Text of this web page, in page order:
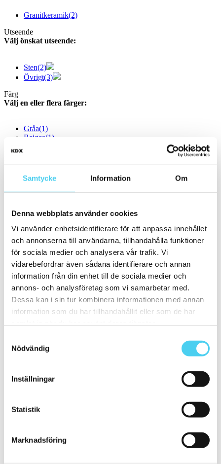
Samtycke Information Om
Denna webbplats använder cookies
Vi använder enhetsidentifierare för att anpassa innehållet
och annonserna till användarna, tillhandahålla funktioner
för sociala medier och analysera vår trafik. Vi
vidarebefordrar även sådana identifierare och annan
information från din enhet till de sociala medier och
annons- och analysföretag som vi samarbetar med.
Dessa kan i sin tur kombinera informationen med annan
information som du har tillhandahållit eller som de har
Nödvändig
Inställningar
Statistik
Marknadsföring
Granitkeramik(2)
Utseende
Välj önskat utseende:
Sten(2)
Övrigt(3)
Färg
Välj en eller flera färger:
Gråa(1)
Beigea(1)
Form
Välj en eller flera former:
Kvadratisk(2)
Filtrera efter storlek:
ca 120x60 cm
Små (5 - 20 cm) (2)
ca 15x15 cm(1)
15x15 cm(1)
ca 20x(1)
ca 20x60 cm
20x60 cm(1)
27.1x31.8 cm
Stora (60 - 120 cm)
ca 60x